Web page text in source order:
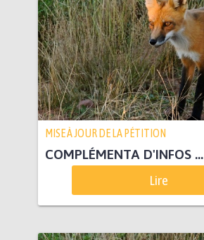
MISE À JOUR DE LA PÉTITION
COMPLÉMENTA D'INFOS ...
Lire